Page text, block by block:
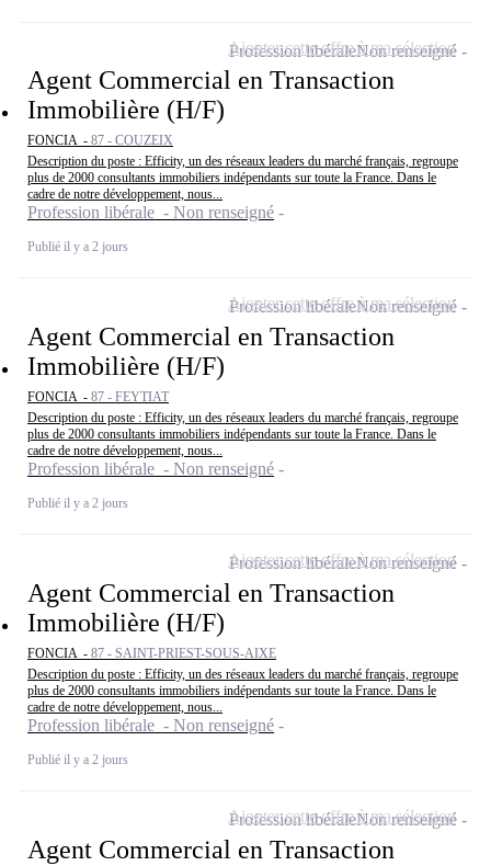
Agent Commercial en Transaction
Immobilière (H/F)
FONCIA - 87 - COUZEIX
Description du poste : Efficity, un des réseaux leaders du marché français, regroupe
plus de 2000 consultants immobiliers indépendants sur toute la France. Dans le
cadre de notre développement, nous...
Profession libérale - Non renseigné
Publié il y a 2 jours
Profession libéraleNon renseigné
Ajouter cette offre à ma sélection
Agent Commercial en Transaction
Immobilière (H/F)
FONCIA - 87 - FEYTIAT
Description du poste : Efficity, un des réseaux leaders du marché français, regroupe
plus de 2000 consultants immobiliers indépendants sur toute la France. Dans le
cadre de notre développement, nous...
Profession libérale - Non renseigné
Publié il y a 2 jours
Profession libéraleNon renseigné
Ajouter cette offre à ma sélection
Agent Commercial en Transaction
Immobilière (H/F)
FONCIA - 87 - SAINT-PRIEST-SOUS-AIXE
Description du poste : Efficity, un des réseaux leaders du marché français, regroupe
plus de 2000 consultants immobiliers indépendants sur toute la France. Dans le
cadre de notre développement, nous...
Profession libérale - Non renseigné
Publié il y a 2 jours
Profession libéraleNon renseigné
Ajouter cette offre à ma sélection
Agent Commercial en Transaction
Profession libéraleNon renseigné
Ajouter cette offre à ma sélection